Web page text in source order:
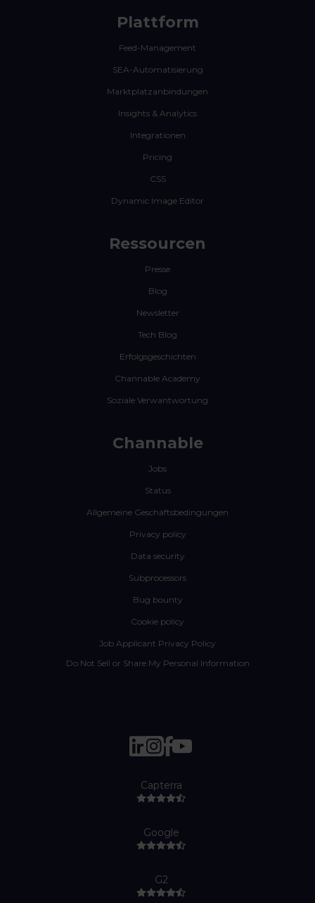
Plattform
Feed-Management
SEA-Automatisierung
Marktplatzanbindungen
Insights & Analytics
Integrationen
Pricing
CSS
Dynamic Image Editor
Ressourcen
Presse
Blog
Newsletter
Tech Blog
Erfolgsgeschichten
Channable Academy
Soziale Verwantwortung
Channable
Jobs
Status
Allgemeine Geschäftsbedingungen
Privacy policy
Data security
Subprocessors
Bug bounty
Cookie policy
Job Applicant Privacy Policy
Do Not Sell or Share My Personal Information
Capterra
Google
G2